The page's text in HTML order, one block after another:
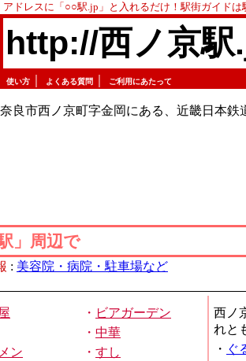
アドレスに「○○駅.jp」と入れるだけ！駅街ガイド
http://西ノ京駅
使い方 よくある質問 ご利用にあたって
良市西ノ京町字金岡にある、近畿日本鉄
」周辺で
: 美容院・病院・駐車場など
・ ビアガーデン
・ 中華
ン ・ すし
西ノ
れと
・ ぐ